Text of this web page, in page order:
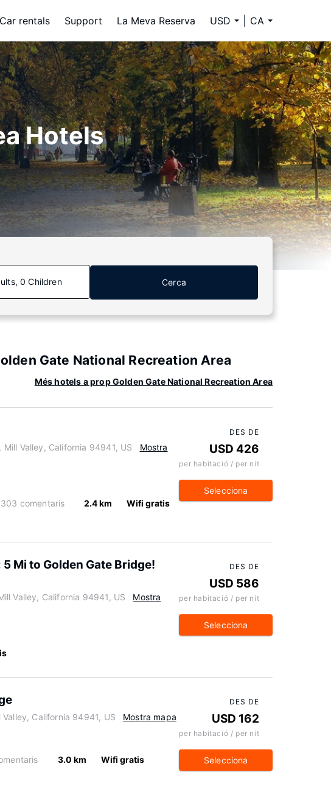
Car rentals Support La Meva Reserva USD CA
Hotels
0 Children Cerca
Gate National Recreation Area
Més hotels a prop Golden Gate National Recreation Area
Valley, California 94941, US
Mostra
303 comentaris 2.4 km Wifi gratis
DES DE
USD 426
per habitació / per nit
Selecciona
Mi to Golden Gate Bridge!
Valley, California 94941, US
Mostra
DES DE
USD 586
per habitació / per nit
Selecciona
California 94941, US Mostra mapa
3.0 km Wifi gratis
DES DE
USD 162
per habitació / per nit
Selecciona